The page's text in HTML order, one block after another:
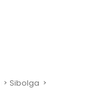
Sibolga